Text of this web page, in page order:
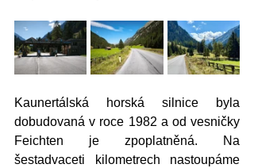
Kaunertálská horská silnice byla
dobudovaná v roce 1982 a od vesničky
Feichten je zpoplatněná. Na
šestadvaceti kilometrech nastoupáme